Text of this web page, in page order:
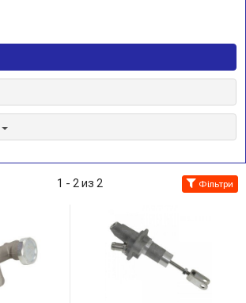
1 - 2 из 2 Фільтри